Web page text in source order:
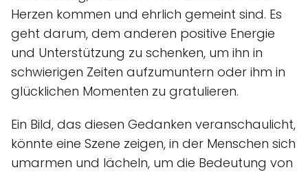
Herzen kommen und ehrlich gemeint sind. Es
geht darum, dem anderen positive Energie
und Unterstützung zu schenken, um ihn in
schwierigen Zeiten aufzumuntern oder ihm in
glücklichen Momenten zu gratulieren.
Ein Bild, das diesen Gedanken veranschaulicht,
könnte eine Szene zeigen, in der Menschen sich
umarmen und lächeln, um die Bedeutung von